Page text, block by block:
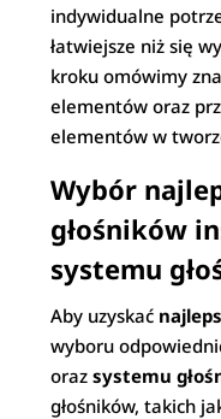
indywidualne
łatwiejsze niż się
kroku omówimy
elementów oraz
elementów w
Wybór
głośników
systemu
Aby uzyskać
wyboru
orazsystemu
głośników, takich